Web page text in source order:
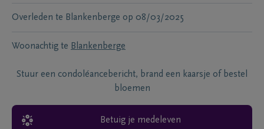
Overleden te Blankenberge op 08/03/2025
Woonachtig te Blankenberge
Stuur een condoléancebericht, brand een kaarsje of bestel
bloemen
Betuig je medeleven